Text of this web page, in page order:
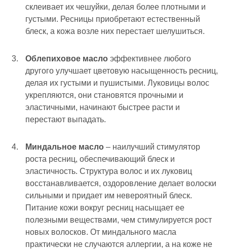
склеивает их чешуйки, делая более плотными и
густыми. Ресницы приобретают естественный
блеск, а кожа возле них перестает шелушиться.
Облепиховое масло эффективнее любого
другого улучшает цветовую насыщенность ресниц,
делая их густыми и пушистыми. Луковицы волос
укрепляются, они становятся прочными и
эластичными, начинают быстрее расти и
перестают выпадать.
Миндальное масло – наилучший стимулятор
роста ресниц, обеспечивающий блеск и
эластичность. Структура волос и их луковиц
восстанавливается, оздоровление делает волоски
сильными и придает им невероятный блеск.
Питание кожи вокруг ресниц насыщает ее
полезными веществами, чем стимулируется рост
новых волосков. От миндального масла
практически не случаются аллергии, а на коже не